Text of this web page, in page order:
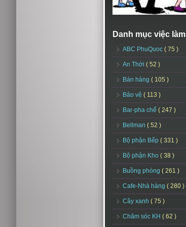
Danh mục việc làm
ABC PhuQuoc ( 75 )
An Thới ( 52 )
Bán hàng ( 105 )
Bảo vệ ( 113 )
Bar-pha chế ( 247 )
Bellman ( 52 )
Bộ phận Bếp ( 331 )
Bộ phận Kho ( 38 )
Buồng phòng ( 261 )
Cafe-Nhà hàng ( 280 )
Cây xanh ( 75 )
Chăm sóc KH ( 62 )